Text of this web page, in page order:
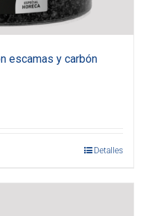
escamas y carbón
Detalles